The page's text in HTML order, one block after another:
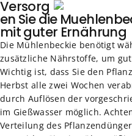
Versorg
en Sie die
mit guter Ernährung
Die Mühlenbeckie benötigt
zusätzliche Nährstoffe, um
Wichtig ist, dass Sie den
Herbst alle zwei Wochen
durch Auflösen der
im Gießwasser möglich.
Verteilung des